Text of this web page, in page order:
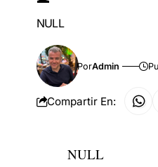
NULL
PorAdmin
Compartir En:
NULL